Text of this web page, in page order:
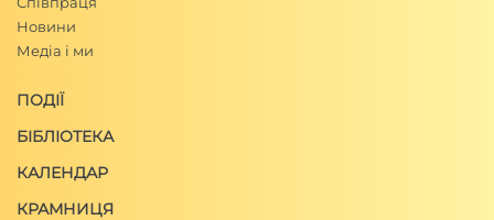
Новини
Медіа і ми
ПОДІЇ
БІБЛІОТЕКА
КАЛЕНДАР
КРАМНИЦЯ